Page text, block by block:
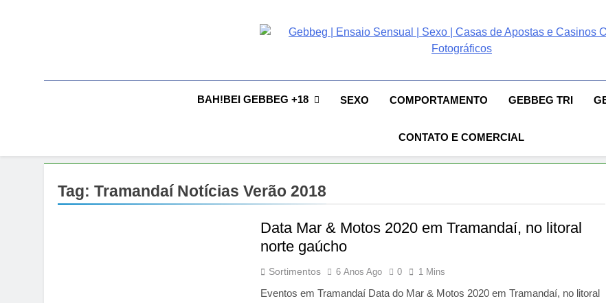
Gebbeg | Ensaio
Apostas E Casinos
People! Musas Brasileiras Sexy Gebbeg
BAH!BEI GEBBEG +18 SEXO COMPORTAMENTO GEBBEG TRI
CONTATO E COMERCIAL
Tag: Tramandaí Notícias Verão 2018
Data Mar & Motos 2020 em Tramandaí, no litoral
norte gaúcho
Sortimentos 6 Anos Ago 0 1 Mins
Eventos em Tramandaí Data do Mar & Motos 2020 em Tramandaí, no litoral